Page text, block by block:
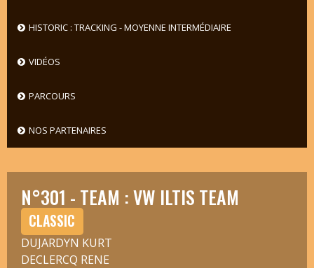
HISTORIC : TRACKING - MOYENNE INTERMÉDIAIRE
VIDÉOS
PARCOURS
NOS PARTENAIRES
N°301 - TEAM : VW ILTIS TEAM
CLASSIC
DUJARDYN KURT
DECLERCQ RENE